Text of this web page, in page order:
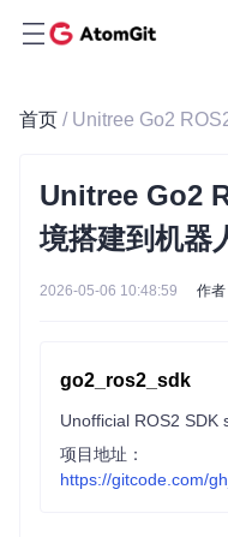
首页
Unitree Go2
境搭建到机器
2026-05-06 10:48:59 作
go2_ros2_sdk
项目地址：
https://gitcode.com/